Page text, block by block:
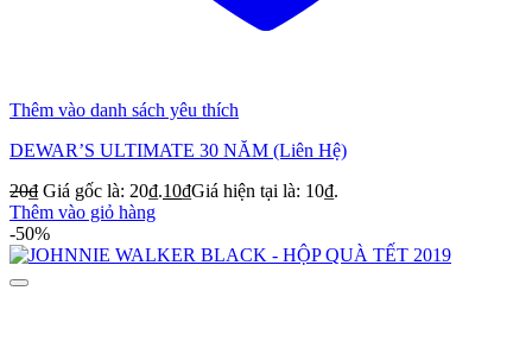
Thêm vào danh sách yêu thích
DEWAR’S ULTIMATE 30 NĂM (Liên Hệ)
20₫ Giá gốc là: 20₫.10₫Giá hiện tại là: 10₫.
Thêm vào giỏ hàng
-50%